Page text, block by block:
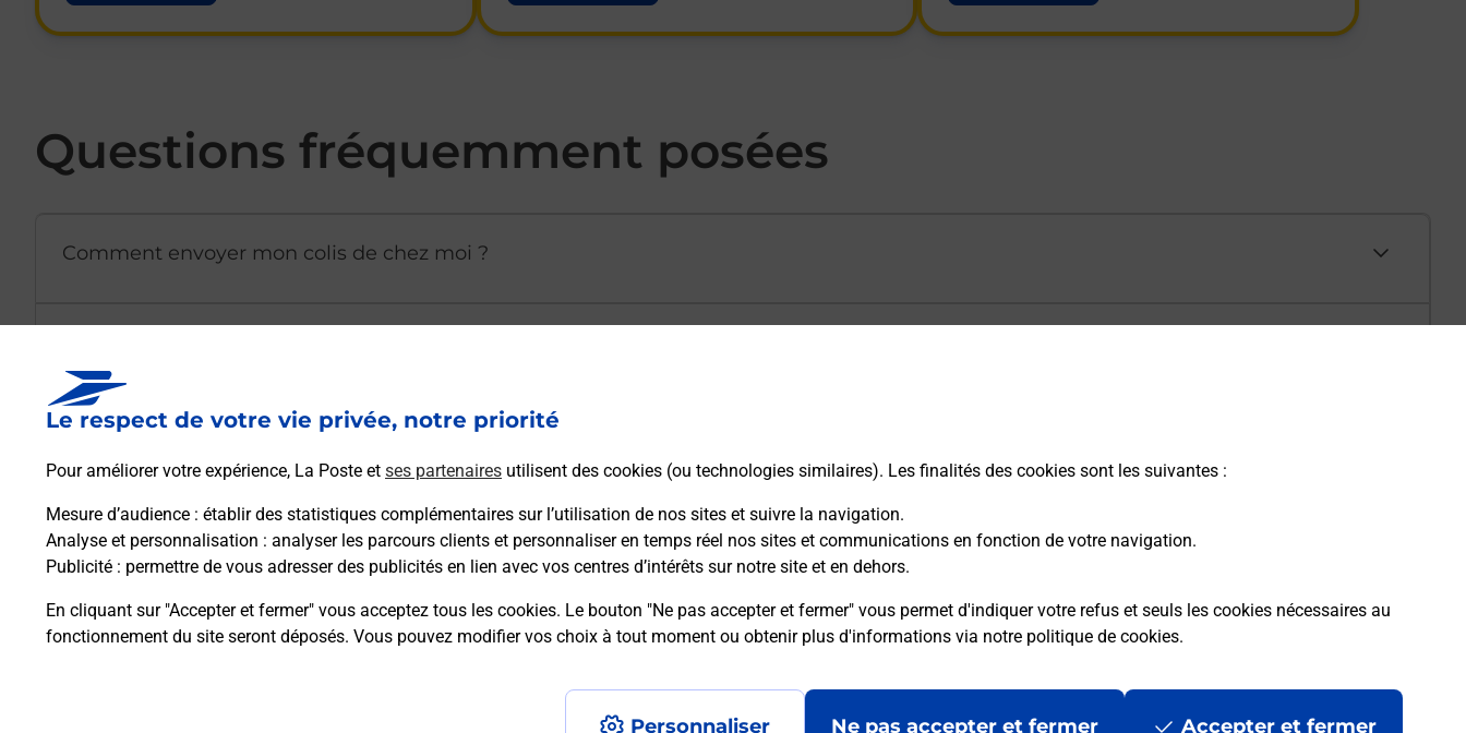
Le respect de votre vie privée, notre priorité
Pour améliorer votre expérience, La Poste et ses partenaires utilisent des cookies (ou technologies similaires). Les finalités des cookies sont les suivantes :
Mesure d’audience : établir des statistiques complémentaires sur l’utilisation de nos sites et suivre la navigation.
Analyse et personnalisation : analyser les parcours clients et personnaliser en temps réel nos sites et communications en fonction de votre navigation.
Publicité : permettre de vous adresser des publicités en lien avec vos centres d’intérêts sur notre site et en dehors.
En cliquant sur "Accepter et fermer" vous acceptez tous les cookies. Le bouton "Ne pas accepter et fermer" vous permet d'indiquer votre refus et seuls les cookies nécessaires au
fonctionnement du site seront déposés. Vous pouvez modifier vos choix à tout moment ou obtenir plus d'informations via notre politique de cookies.
Personnaliser Ne pas accepter et fermer Accepter et fermer
Questions fréquemment posées
Comment envoyer mon colis de chez moi ?
Comment demander une modification de livraison ?
Comment La Poste participe-t-elle à votre sécurité au quotidien ?
Puis-je passer mon code de la route avec La Poste et sous quelles conditions ?